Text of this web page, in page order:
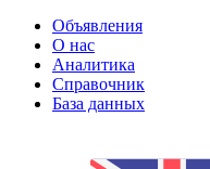
Объявления
О нас
Аналитика
Справочник
База данных